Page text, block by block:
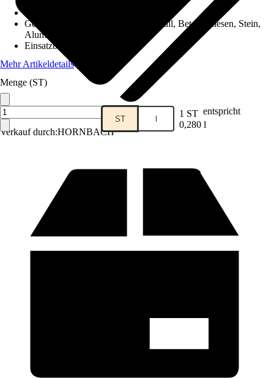
Verkauf durch:HORNBACH
Geeignet für Untergrund
Holz, Metall, Beton, Fliesen, Stein,
Aluminium
Einsatzbereich
Mehr Artikeldetails
Menge (ST)
ST l 1 ST entspricht
0,280 l